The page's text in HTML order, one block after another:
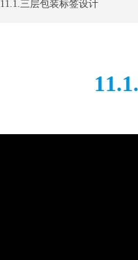
11.1.三层包装标签设计